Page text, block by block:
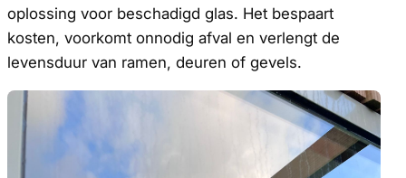
oplossing voor beschadigd glas. Het bespaart
kosten, voorkomt onnodig afval en verlengt de
levensduur van ramen, deuren of gevels.